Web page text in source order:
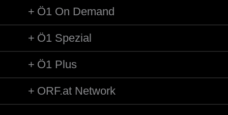
Ö1 On Demand
Ö1 Spezial
Ö1 Plus
ORF.at Network